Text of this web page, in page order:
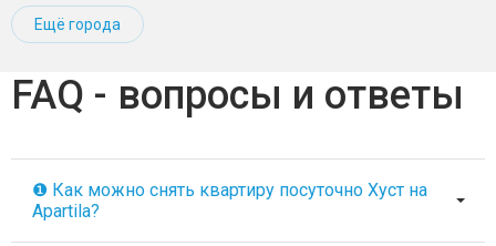
Ещё города
FAQ - вопросы и ответы
❶ Как можно снять квартиру посуточно Хуст на
Apartila?